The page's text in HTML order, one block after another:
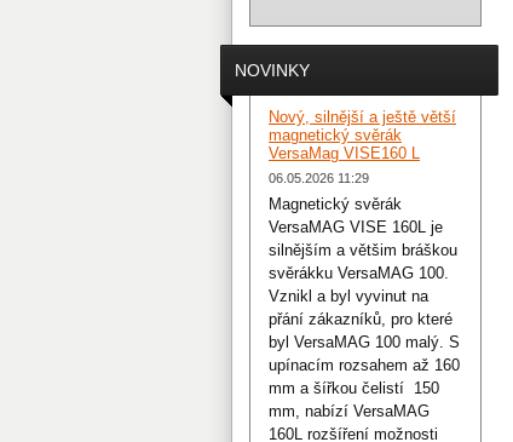
NOVINKY
Nový, silnější a ještě větší
magnetický svěrák
VersaMag VISE160 L
06.05.2026 11:29
Magnetický svěrák
VersaMAG VISE 160L je
silnějším a většim bráškou
svěrákku VersaMAG 100.
Vznikl a byl vyvinut na
přání zákazníků, pro které
byl VersaMAG 100 malý. S
upínacím rozsahem až 160
mm a šířkou čelistí 150
mm, nabízí VersaMAG
160L rozšíření možnosti